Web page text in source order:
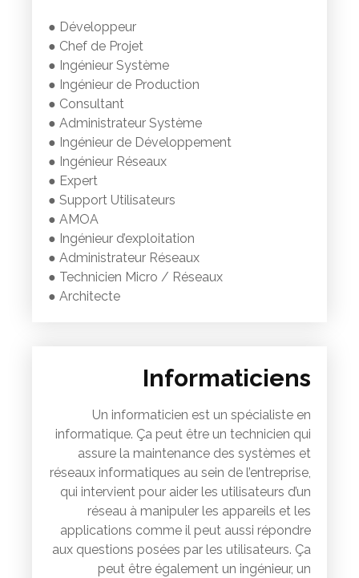
● Développeur
● Chef de Projet
● Ingénieur Système
● Ingénieur de Production
● Consultant
● Administrateur Système
● Ingénieur de Développement
● Ingénieur Réseaux
● Expert
● Support Utilisateurs
● AMOA
● Ingénieur d’exploitation
● Administrateur Réseaux
● Technicien Micro / Réseaux
● Architecte
Informaticiens
Un informaticien est un spécialiste en
informatique. Ça peut être un technicien qui
assure la maintenance des systèmes et
réseaux informatiques au sein de l’entreprise,
qui intervient pour aider les utilisateurs d’un
réseau à manipuler les appareils et les
applications comme il peut aussi répondre
aux questions posées par les utilisateurs. Ça
peut être également un ingénieur, un